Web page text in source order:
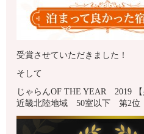
受賞させていただきました！
そして
じゃらんOF THE YEAR 2019 【
近畿北陸地域 50室以下 第2位